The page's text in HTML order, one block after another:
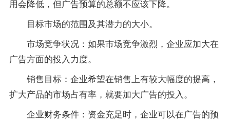
用会降低，但广告预算的总额不应该下降。
目标市场的范围及其潜力的大小。
市场竞争状况：如果市场竞争激烈，企业应加大在
广告方面的投入力度。
销售目标：企业希望在销售上有较大幅度的提高，
扩大产品的市场占有率，就要加大广告的投入。
企业财务条件：资金充足时，企业可以在广告的预